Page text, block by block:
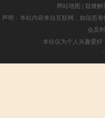
网站地图 | 疑难解
声明：本站内容来自互联网，如信息
会及
本站仅为个人兴趣爱好